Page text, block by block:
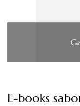
E-books